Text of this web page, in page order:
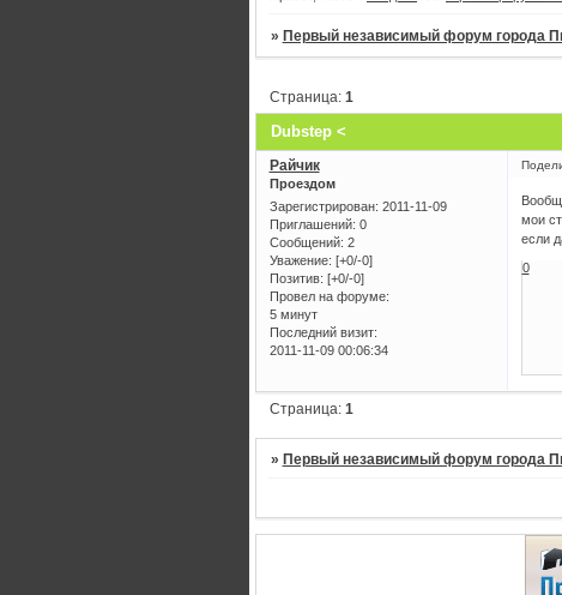
» Первый независимый форум города
Dubstep <
Страница: 1
Райчик
Проездом
Зарегистрирован: 2011-11-09
Приглашений: 0
Сообщений: 2
Уважение: [+0/-0]
Позитив: [+0/-0]
Провел на форуме:
5 минут
Последний визит:
2011-11-09 00:06:34
мои
если
0
Страница: 1
» Первый независимый форум города